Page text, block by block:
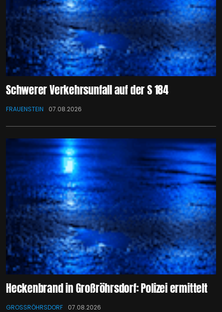
Schwerer Verkehrsunfall auf der S 184
FRAUENSTEIN 07.08.2026
Heckenbrand in Großröhrsdorf: Polizei ermittelt
GROSSRÖHRSDORF 07.08.2026